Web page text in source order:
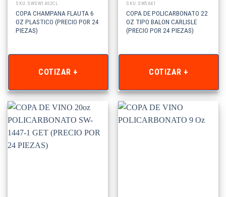
SKU: SWSW1462CL
COPA CHAMPANA FLAUTA 6
OZ PLASTICO (PRECIO POR 24
PIEZAS)
COTIZAR +
SKU: SW5641
COPA DE POLICARBONATO 22
OZ TIPO BALON CARLISLE
(PRECIO POR 24 PIEZAS)
COTIZAR +